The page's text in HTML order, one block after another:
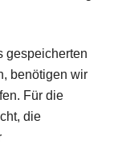
gespeicherten
benötigen wir
Für die
die